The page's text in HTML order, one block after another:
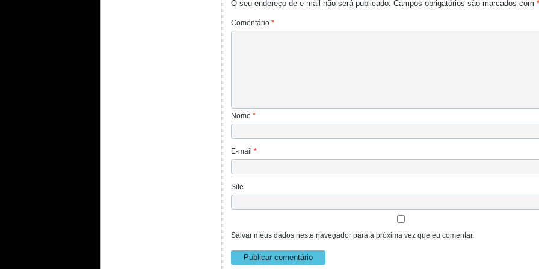
O seu endereço de e-mail não será publicado. Campos obrigatórios são marcados com *
Comentário *
Nome *
E-mail *
Site
Salvar meus dados neste navegador para a próxima vez que eu comentar.